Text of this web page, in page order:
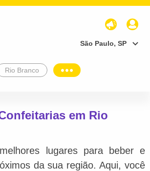
São Paulo, SP
Rio Branco
em Rio
lugares para beber e
da sua região. Aqui, você